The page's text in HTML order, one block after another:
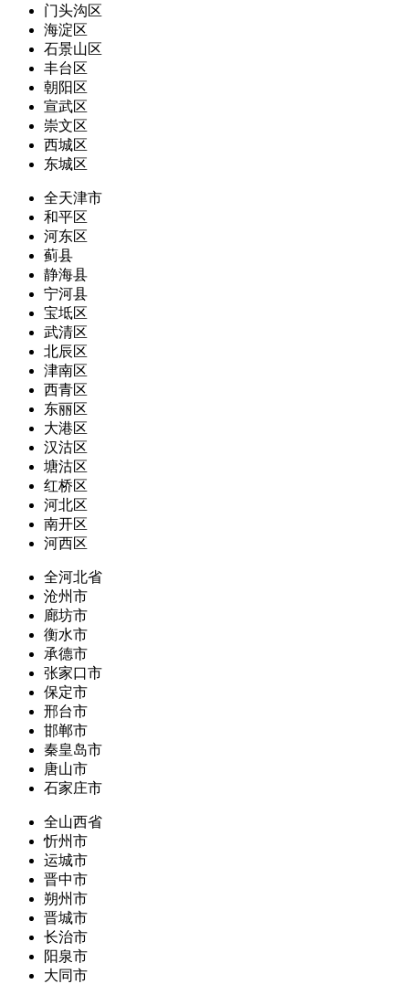
门头沟区
海淀区
石景山区
丰台区
朝阳区
宣武区
崇文区
西城区
东城区
全天津市
和平区
河东区
蓟县
静海县
宁河县
宝坻区
武清区
北辰区
津南区
西青区
东丽区
大港区
汉沽区
塘沽区
红桥区
河北区
南开区
河西区
全河北省
沧州市
廊坊市
衡水市
承德市
张家口市
保定市
邢台市
邯郸市
秦皇岛市
唐山市
石家庄市
全山西省
忻州市
运城市
晋中市
朔州市
晋城市
长治市
阳泉市
大同市